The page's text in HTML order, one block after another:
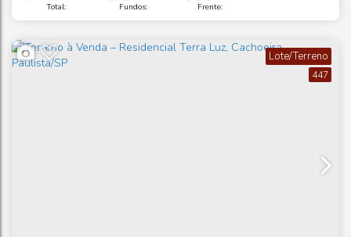
Total: Fundos: Frente:
447
Lote/Terreno